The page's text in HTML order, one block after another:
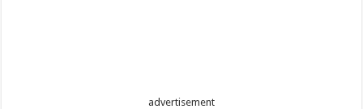
advertisement